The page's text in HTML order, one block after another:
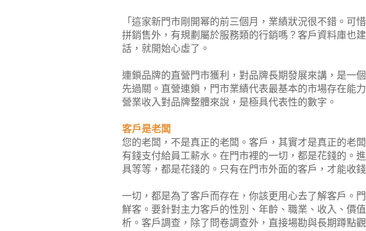
「這家新門市剛開幂的前三個月，業績狀況很不錯。可
拼銷售外，有規劃屬於服務類的行銷嗎？客戶資料庫也
話，就開始心虛了。
連鎖品牌的直營門市獲利，對品牌長期發展來講，是一
先過關。直營連鎖，門市業績代表最基本的市場存在能
營業收入對品牌整體來說，是極具代表性的數字。
客戶是老闆
您的老闆，不是真正的老闆。客戶，其實才是真正的老
有錢支付給員工薪水。在門市裡的一切，都是花錢的。
具等等，都是花錢的。只有在門市外面的客戶，才能收
一切，都是為了客戶而存在，你該更用心去了解客戶。
鮮客。要針對主力客戶的性別、年齡、職業、收入、價
析。客戶調查，除了問卷調查外，直接場勘與長期蹲點